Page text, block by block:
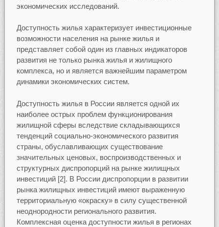
экономических исследований.
Доступность жилья характеризует инвестиционные
возможности населения на рынке жилья и
представляет собой один из главных индикаторов
развития не только рынка жилья и жилищного
комплекса, но и является важнейшим параметром
динамики экономических систем.
Доступность жилья в России является одной их
наиболее острых проблем функционирования
жилищной сферы вследствие складывающихся
тенденций социально-экономического развития
страны, обуславливающих существование
значительных ценовых, воспроизводственных и
структурных диспропорций на рынке жилищных
инвестиций [2]. В России диспропорции в развитии
рынка жилищных инвестиций имеют выраженную
территориальную «окраску» в силу существенной
неоднородности регионального развития.
Комплексная оценка доступности жилья в регионах